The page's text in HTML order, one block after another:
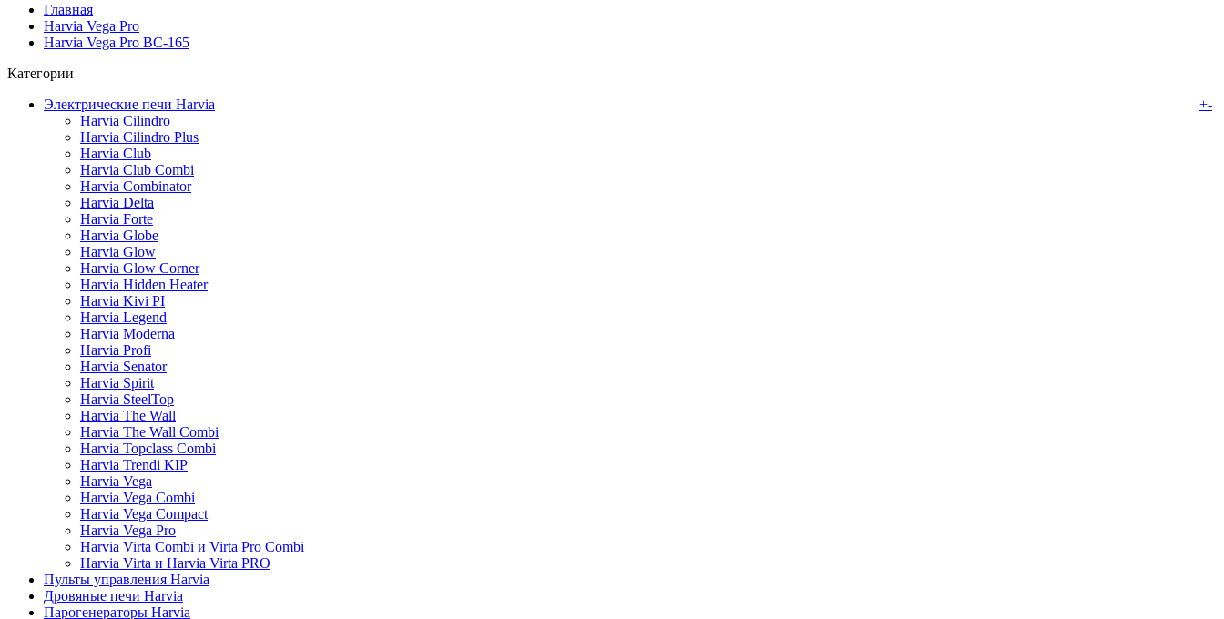
Главная
Harvia Vega Pro
Harvia Vega Pro BC-165
Категории
Электрические печи Harvia
+-
Harvia Cilindro
Harvia Cilindro Plus
Harvia Club
Harvia Club Combi
Harvia Combinator
Harvia Delta
Harvia Forte
Harvia Globe
Harvia Glow
Harvia Glow Corner
Harvia Hidden Heater
Harvia Kivi PI
Harvia Legend
Harvia Moderna
Harvia Profi
Harvia Senator
Harvia Spirit
Harvia SteelTop
Harvia The Wall
Harvia The Wall Combi
Harvia Topclass Combi
Harvia Trendi KIP
Harvia Vega
Harvia Vega Combi
Harvia Vega Compact
Harvia Vega Pro
Harvia Virta Combi и Virta Pro Combi
Harvia Virta и Harvia Virta PRO
Пульты управления Harvia
Дровяные печи Harvia
Парогенераторы Harvia